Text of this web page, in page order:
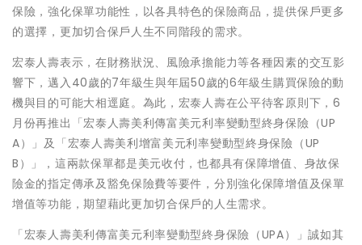
保險，強化保單功能性，以各具特色的保險商品，提供保戶更多
的選擇，更加切合保戶人生不同階段的需求。
宏泰人壽表示，在財務狀況、風險承擔能力等各種因素的交互影
響下，邁入40歲的7年級生與年屆50歲的6年級生購買保險的動
機與目的可能大相逕庭。為此，宏泰人壽在公平待客原則下，6
月份再推出「宏泰人壽美利傳富美元利率變動型終身保險（UP
A）」及「宏泰人壽美利增富美元利率變動型終身保險（UP
B）」，這兩款保單都是美元收付，也都具有保障增值、身故保
險金的指定傳承及豁免保險費等要件，分別強化保障增值及保單
增值等功能，期望藉此更加切合保戶的人生需求。
「宏泰人壽美利傳富美元利率變動型終身保險（UPA）」誠如其